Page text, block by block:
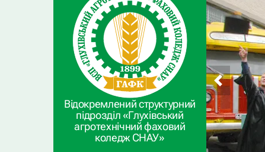
Відокремлений структурний
підрозділ «Глухівський
агротехнічний фаховий
коледж СНАУ»